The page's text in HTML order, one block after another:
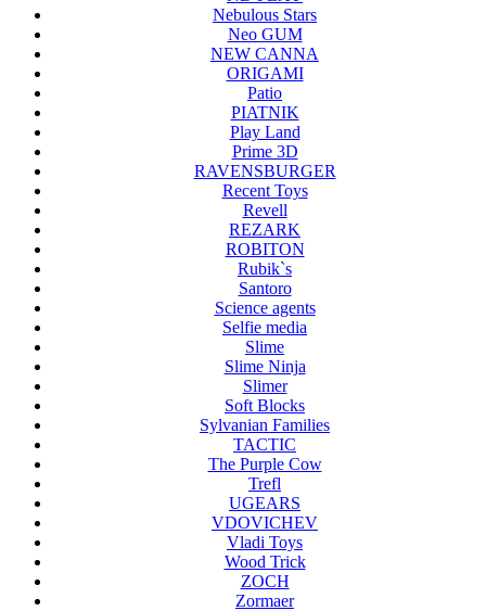
Nebulous Stars
Neo GUM
NEW CANNA
ORIGAMI
Patio
PIATNIK
Play Land
Prime 3D
RAVENSBURGER
Recent Toys
Revell
REZARK
ROBITON
Rubik`s
Santoro
Science agents
Selfie media
Slime
Slime Ninja
Slimer
Soft Blocks
Sylvanian Families
TACTIC
The Purple Cow
Trefl
UGEARS
VDOVICHEV
Vladi Toys
Wood Trick
ZOCH
Zormaer